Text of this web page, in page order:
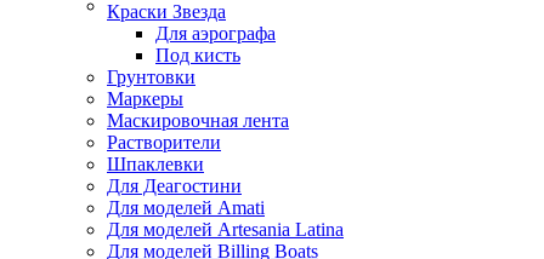
Краски Звезда
Для аэрографа
Под кисть
Грунтовки
Маркеры
Маскировочная лента
Растворители
Шпаклевки
Для Деагостини
Для моделей Amati
Для моделей Artesania Latina
Для моделей Billing Boats